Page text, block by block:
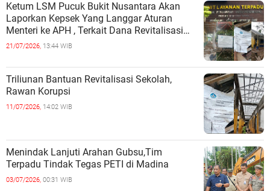
Ketum LSM Pucuk Bukit Nusantara Akan
Laporkan Kepsek Yang Langgar Aturan
Menteri ke APH , Terkait Dana Revitalisasi
Sekolah
21/07/2026, 13:44 WIB
Triliunan Bantuan Revitalisasi Sekolah,
Rawan Korupsi
11/07/2026, 14:02 WIB
Menindak Lanjuti Arahan Gubsu,Tim
Terpadu Tindak Tegas PETI di Madina
03/07/2026, 00:31 WIB